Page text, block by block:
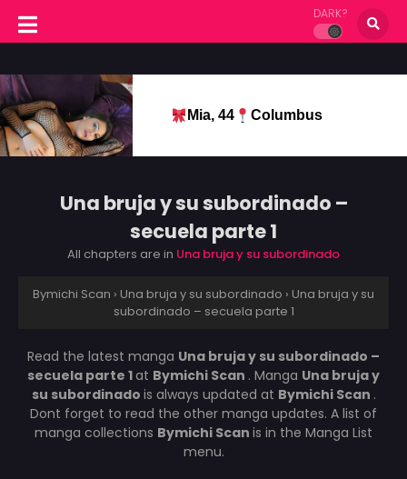
DARK?
Mia, 44 Columbus
Una bruja y su subordinado –
secuela parte 1
All chapters are in Una bruja y su subordinado
Bymichi Scan › Una bruja y su subordinado › Una bruja y su
subordinado – secuela parte 1
Read the latest manga Una bruja y su subordinado –
secuela parte 1at Bymichi Scan . Manga Una bruja y
su subordinado is always updated at Bymichi Scan .
Dont forget to read the other manga updates. A list of
manga collections Bymichi Scan is in the Manga List
menu.